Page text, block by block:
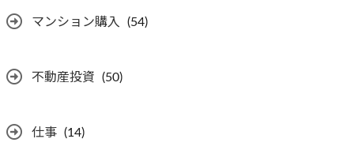
マンション購入 (54)
不動産投資 (50)
仕事 (14)